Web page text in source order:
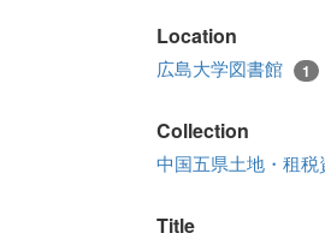
Location
広島大学図書館 1
Collection
中国五県土地・租税
Title